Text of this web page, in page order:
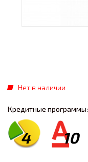
Нет в наличии
Кредитные программы:
4 10